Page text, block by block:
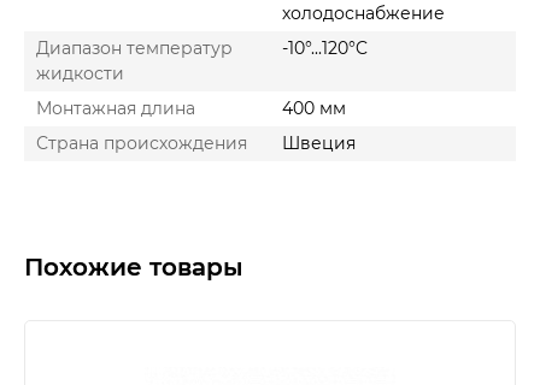
холодоснабжение
Диапазон температур
жидкости
-10°...120°C
Монтажная длина
400 мм
Страна происхождения
Швеция
Похожие товары